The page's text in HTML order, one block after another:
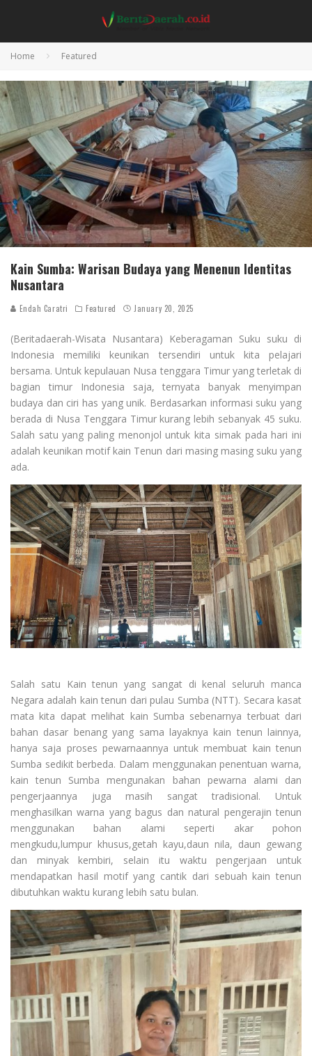
Home Featured
Kain Sumba: Warisan Budaya yang Menenun Identitas
Nusantara
Endah Caratri Featured January 20, 2025
(Beritadaerah-Wisata Nusantara) Keberagaman Suku suku di
Indonesia memiliki keunikan tersendiri untuk kita pelajari
bersama. Untuk kepulauan Nusa tenggara Timur yang terletak di
bagian timur Indonesia saja, ternyata banyak menyimpan
budaya dan ciri has yang unik. Berdasarkan informasi suku yang
berada di Nusa Tenggara Timur kurang lebih sebanyak 45 suku.
Salah satu yang paling menonjol untuk kita simak pada hari ini
adalah keunikan motif kain Tenun dari masing masing suku yang
ada.
Salah satu Kain tenun yang sangat di kenal seluruh manca
Negara adalah kain tenun dari pulau Sumba (NTT). Secara kasat
mata kita dapat melihat kain Sumba sebenarnya terbuat dari
bahan dasar benang yang sama layaknya kain tenun lainnya,
hanya saja proses pewarnaannya untuk membuat kain tenun
Sumba sedikit berbeda. Dalam menggunakan penentuan warna,
kain tenun Sumba mengunakan bahan pewarna alami dan
pengerjaannya juga masih sangat tradisional. Untuk
menghasilkan warna yang bagus dan natural pengerajin tenun
menggunakan bahan alami seperti akar pohon
mengkudu,lumpur khusus,getah kayu,daun nila, daun gewang
dan minyak kembiri, selain itu waktu pengerjaan untuk
mendapatkan hasil motif yang cantik dari sebuah kain tenun
dibutuhkan waktu kurang lebih satu bulan.